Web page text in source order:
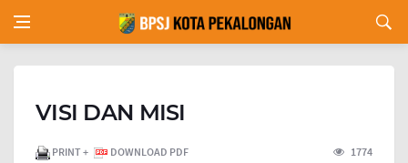
VISI DAN MISI
PRINT + DOWNLOAD PDF 1774